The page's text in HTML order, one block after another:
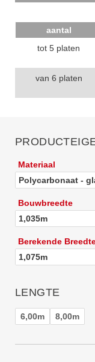
aantal
tot 5 platen
van 6 platen
Materiaal
Polycarbonaat -
Bouwbreedte
1,035m
Berekende
1,075m
LENGTE
6,00m 8,00m